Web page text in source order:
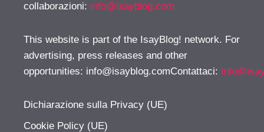
collaborazioni: info@isayblog.com
This website is part of the IsayBlog! network. For
advertising, press releases and other
opportunities: info@isayblog.comContattaci:
Dichiarazione sulla Privacy (UE)
Cookie Policy (UE)